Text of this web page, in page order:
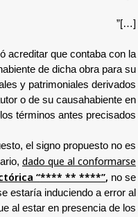
la parte actora sí debió
del autor o del
los derechos morales y
exclusivos de su autor o
los
en virtud de lo expuesto,
ser un registro marcario,
la conocida obra pictórica
el registro, ya que se
toda vez que al